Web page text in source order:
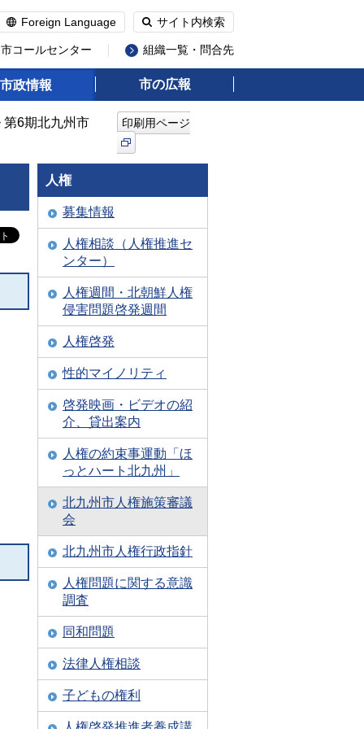
Foreign Language サイト内検索
コールセンター 組織一覧・問合先
市政情報 市の広報
6期北九州市 印刷用ページ
人権
募集情報
人権相談（人権推進セ
ンター）
人権週間・北朝鮮人権
侵害問題啓発週間
人権啓発
性的マイノリティ
啓発映画・ビデオの紹
介、貸出案内
人権の約束事運動「ほ
っとハート北九州」
北九州市人権施策審議
会
北九州市人権行政指針
人権問題に関する意識
調査
同和問題
法律人権相談
子どもの権利